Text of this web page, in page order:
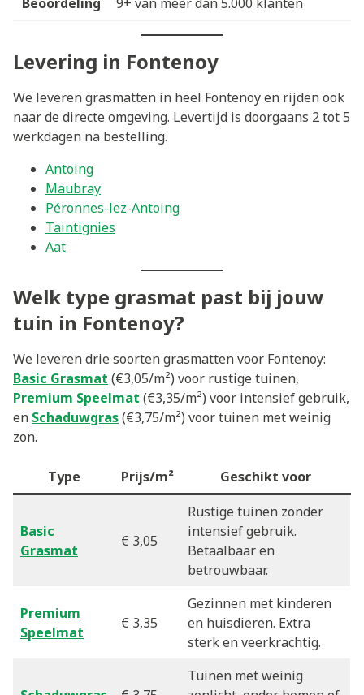
Levering in Fontenoy
We leveren grasmatten in heel Fontenoy en rijden ook
naar de directe omgeving. Levertijd is doorgaans 2 tot 5
werkdagen na bestelling.
Antoing
Maubray
Péronnes-lez-Antoing
Taintignies
Aat
Welk type grasmat past bij jouw
tuin in Fontenoy?
We leveren drie soorten grasmatten voor Fontenoy:
Basic Grasmat (€3,05/m²) voor rustige tuinen,
Premium Speelmat (€3,35/m²) voor intensief gebruik,
en Schaduwgras(€3,75/m²) voor tuinen met weinig
zon.
Type Prijs/m² Geschikt voor
Basic
Grasmat
€ 3,05
Rustige tuinen zonder
intensief gebruik.
Betaalbaar en
betrouwbaar.
Premium
Speelmat
€ 3,35
Gezinnen met kinderen
en huisdieren. Extra
sterk en veerkrachtig.
Tuinen met weinig